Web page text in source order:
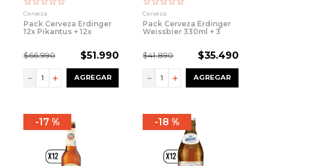
Cerveza
Pack Cerveza Erdinger
12x Pikantus + 12x
$66.990 $51.990
＋
－ AGREGAR
Cerveza
Pack Cerveza Erdinger
Weissbier 330ml + 3
$41.890 $35.490
＋
－ AGREGAR
17 % 18 %